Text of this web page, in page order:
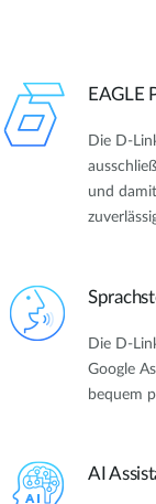
EAGLE
Die D-
und
Die D-
Google
bequem
AI